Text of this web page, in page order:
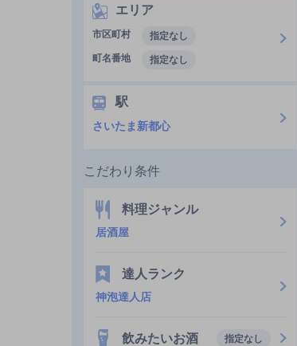
エリア
市区町村
指定なし
町名番地
指定なし
駅
さいたま新都心
こだわり条件
料理ジャンル
居酒屋
達人ランク
神泡達人店
飲みたいお酒 指定なし